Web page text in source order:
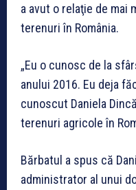
a avut o relaţie de mai
terenuri în România.
„Eu o cunosc de la
anului 2016. Eu deja
cunoscut Daniela
terenuri agricole în
Bărbatul a spus că
administrator al unui